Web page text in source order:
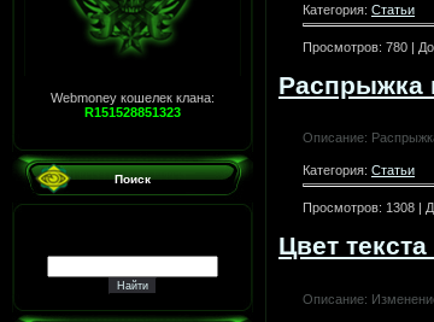
Webmoney кошелек клана:
R151528851323
Поиск
Категория: Статьи
Просмотров: 780 |
Распрыжка
Описание:
Категория: Статьи
Просмотров: 1308 |
Цвет текста
Описание: